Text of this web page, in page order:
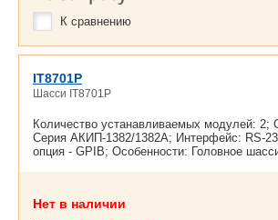
К сравнению
IT8701P
Шасси IT8701P
Количество устанавливаемых модулей: 2;
Серия АКИП-1382/1382A; Интерфейс: RS-
опция - GPIB; Особенности: Головное
Нет в наличии